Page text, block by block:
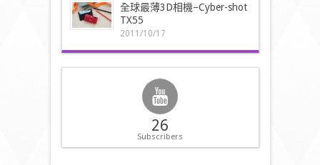
全球最薄3D相機–Cyber-shot
TX55
2011/10/17
26
Subscribers